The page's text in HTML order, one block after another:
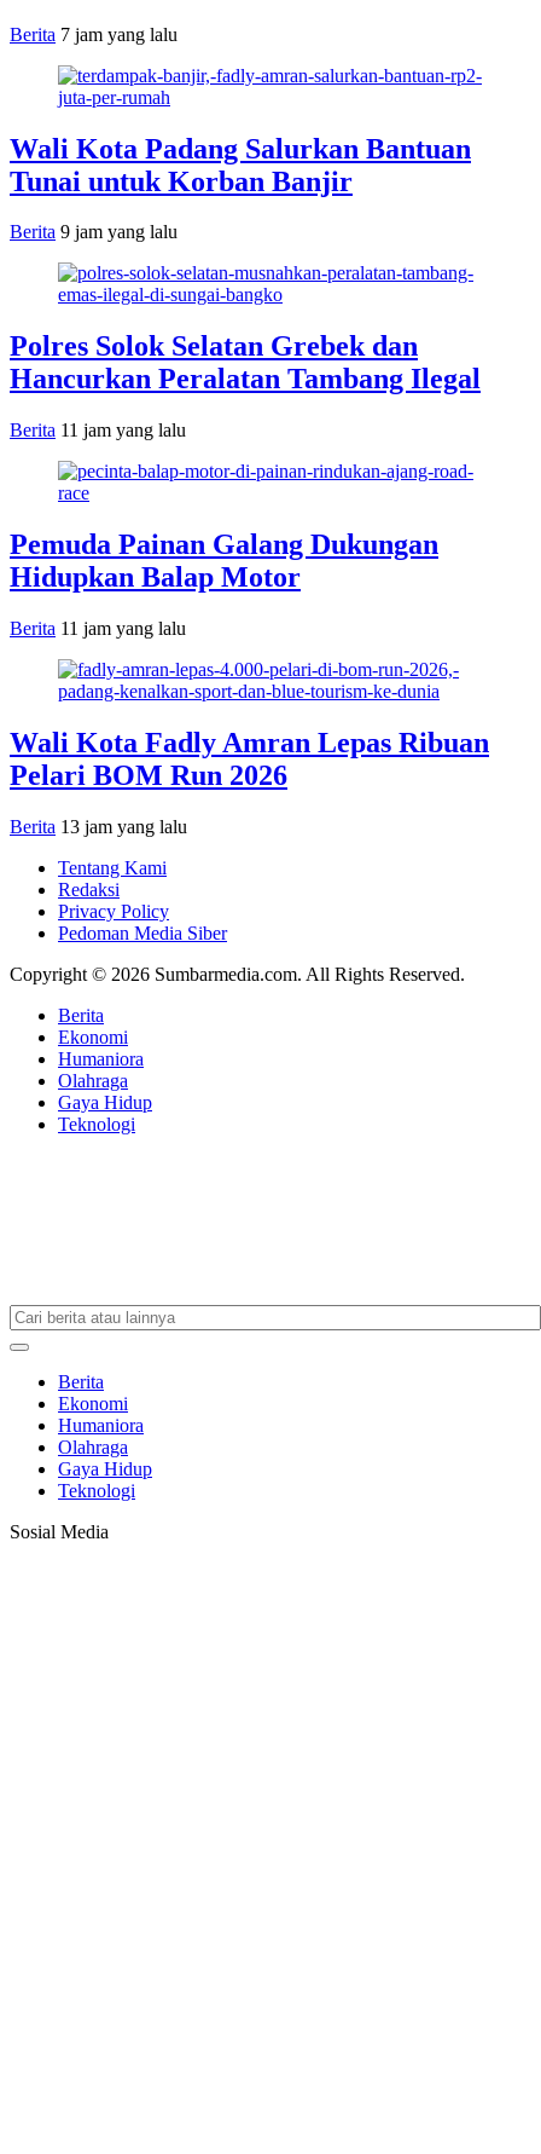
Berita 7 jam yang lalu
Wali Kota Padang Salurkan Bantuan
Tunai untuk Korban Banjir
Berita 9 jam yang lalu
Polres Solok Selatan Grebek dan
Hancurkan Peralatan Tambang Ilegal
Berita 11 jam yang lalu
Pemuda Painan Galang Dukungan
Hidupkan Balap Motor
Berita 11 jam yang lalu
Wali Kota Fadly Amran Lepas Ribuan
Pelari BOM Run 2026
Berita 13 jam yang lalu
Tentang Kami
Redaksi
Privacy Policy
Pedoman Media Siber
Copyright © 2026 Sumbarmedia.com. All Rights Reserved.
Berita
Ekonomi
Humaniora
Olahraga
Gaya Hidup
Teknologi
Berita
Ekonomi
Humaniora
Olahraga
Gaya Hidup
Teknologi
Sosial Media